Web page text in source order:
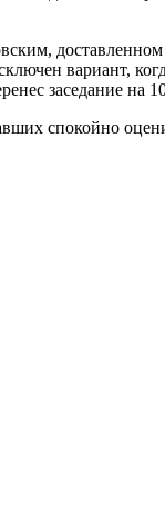
вариант,
заседание на
спокойно